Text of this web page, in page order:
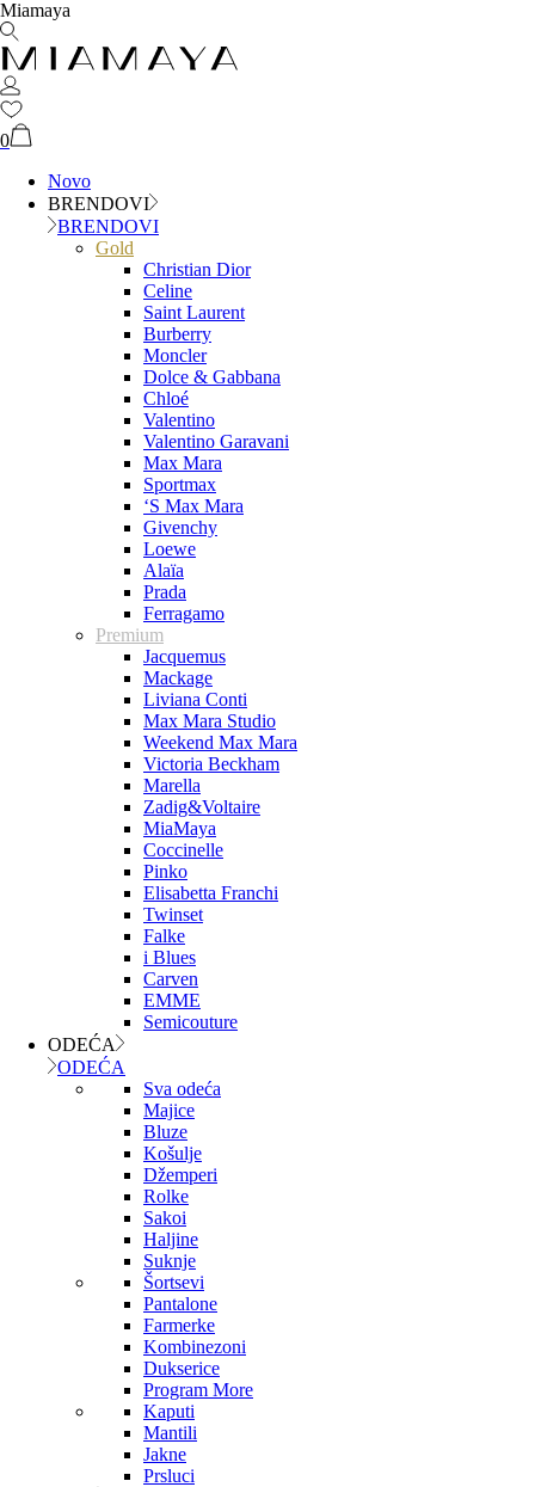
Miamaya
0
Novo
BRENDOVI
BRENDOVI
Gold
Christian Dior
Celine
Saint Laurent
Burberry
Moncler
Dolce & Gabbana
Chloé
Valentino
Valentino Garavani
Max Mara
Sportmax
‘S Max Mara
Givenchy
Loewe
Alaïa
Prada
Ferragamo
Premium
Jacquemus
Mackage
Liviana Conti
Max Mara Studio
Weekend Max Mara
Victoria Beckham
Marella
Zadig&Voltaire
MiaMaya
Coccinelle
Pinko
Elisabetta Franchi
Twinset
Falke
i Blues
Carven
EMME
Semicouture
ODEĆA
ODEĆA
Sva odeća
Majice
Bluze
Košulje
Džemperi
Rolke
Sakoi
Haljine
Suknje
Šortsevi
Pantalone
Farmerke
Kombinezoni
Dukserice
Program More
Kaputi
Mantili
Jakne
Prsluci